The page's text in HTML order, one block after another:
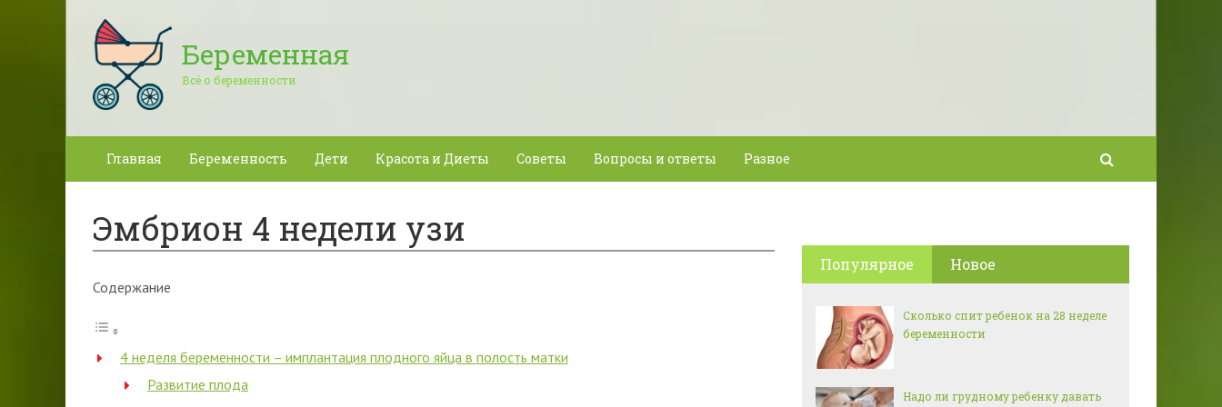
Беременная
Всё о беременности
Главная Беременность Дети Красота и Диеты Советы Вопросы и ответы Разное
Эмбрион 4 недели узи
Содержание
4 неделя беременности – имплантация плодного яйца в полость матки
Развитие плода
Популярное Новое
Сколько спит ребенок на 28 неделе
беременности
Надо ли грудному ребенку давать